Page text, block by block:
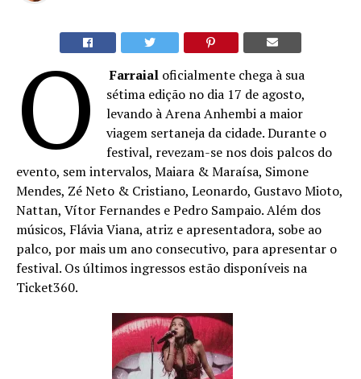
O Farraial oficialmente chega à sua
sétima edição no dia 17 de agosto,
levando à Arena Anhembi a maior
viagem sertaneja da cidade. Durante o
festival, revezam-se nos dois palcos do
evento, sem intervalos, Maiara & Maraísa, Simone
Mendes, Zé Neto & Cristiano, Leonardo, Gustavo Mioto,
Nattan, Vítor Fernandes e Pedro Sampaio. Além dos
músicos, Flávia Viana, atriz e apresentadora, sobe ao
palco, por mais um ano consecutivo, para apresentar o
festival. Os últimos ingressos estão disponíveis na
Ticket360.